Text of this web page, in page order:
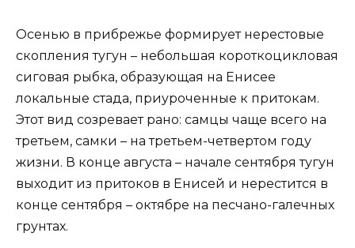
Осенью в прибрежье формирует нерестовые
скопления тугун – небольшая короткоцикловая
сиговая рыбка, образующая на Енисее
локальные стада, приуроченные к притокам.
Этот вид созревает рано: самцы чаще всего на
третьем, самки – на третьем-четвертом году
жизни. В конце августа – начале сентября тугун
выходит из притоков в Енисей и нерестится в
конце сентября – октябре на песчано-галечных
грунтах.